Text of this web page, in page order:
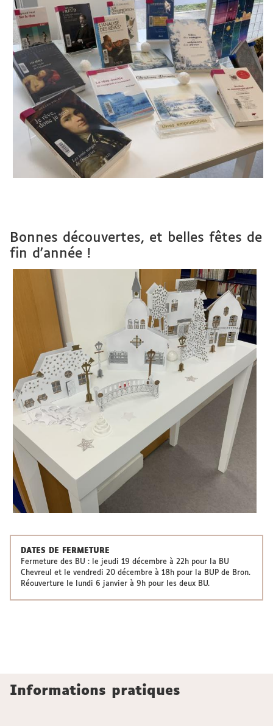
Bonnes découvertes, et belles fêtes de
fin d'année !
DATES DE FERMETURE
Fermeture des BU : le jeudi 19 décembre à 22h pour la BU
Chevreul et le vendredi 20 décembre à 18h pour la BUP de Bron.
Réouverture le lundi 6 janvier à 9h pour les deux BU.
Informations pratiques